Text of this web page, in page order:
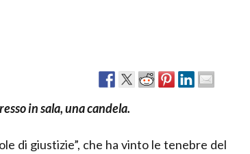
in sala, una candela.
di giustizie”, che ha vinto le tenebre del